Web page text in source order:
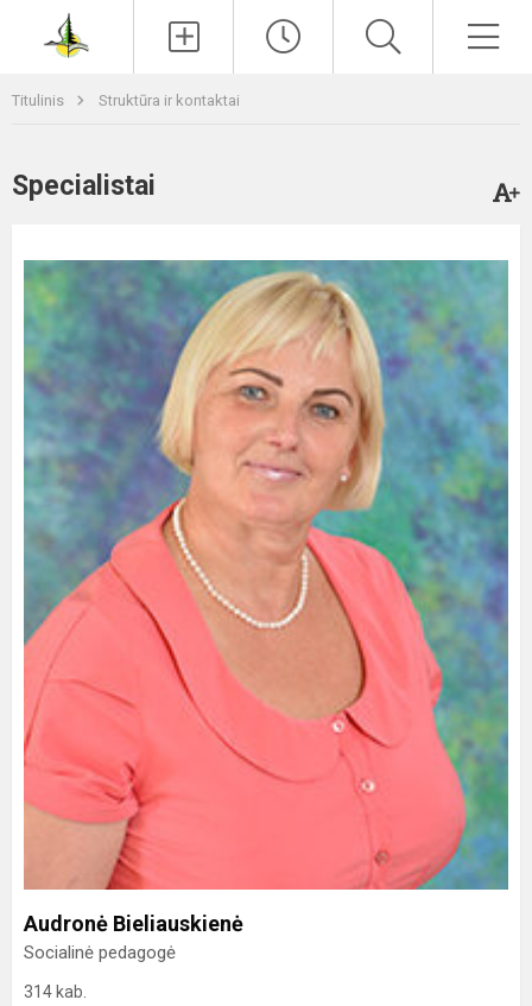
Titulinis Struktūra ir kontaktai
Specialistai
Audronė Bieliauskienė
Socialinė pedagogė
314 kab.